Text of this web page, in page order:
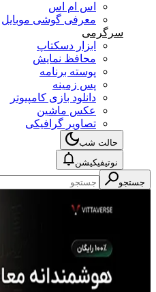
اس ام اس
معرفی گوشی موبایل
سرگرمی
ابزار دسکتاپ
محافظ نمایش
پوسته برنامه
پس زمینه
دانلود بازی کامپیوتر
عکس ماشین
تصاویر گرافیکی
حالت شب
نوتیفیکیشن
جستجو